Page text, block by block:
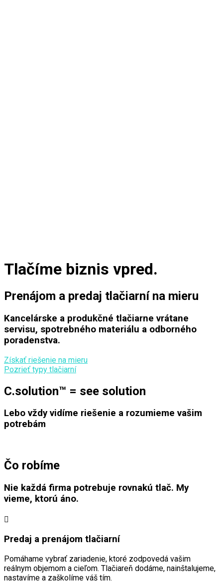
Tlačíme biznis vpred.
Prenájom a predaj tlačiarní na mieru
Kancelárske a produkčné tlačiarne vrátane
servisu, spotrebného materiálu a odborného
poradenstva.
Získať riešenie na mieru
Pozrieť typy tlačiarní
C.solution™ = see solution
Lebo vždy vidíme riešenie a rozumieme vašim
potrebám
Čo robíme
Nie každá firma potrebuje rovnakú tlač. My
vieme, ktorú áno.
Predaj a prenájom tlačiarní
Pomáhame vybrať zariadenie, ktoré zodpovedá vašim
reálnym objemom a cieľom. Tlačiareň dodáme, nainštalujeme,
nastavíme a zaškolíme váš tím.